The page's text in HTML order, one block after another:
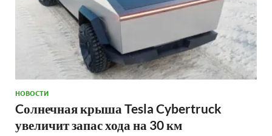
НОВОСТИ
Cолнечная крыша Tesla Cybertruck
увеличит запас хода на 30 км